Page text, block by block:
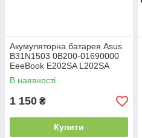
Акумуляторна батарея Asus
B31N1503 0B200-01690000
EeeBook E202SA L202SA
В наявності
1 150 ₴
Купити